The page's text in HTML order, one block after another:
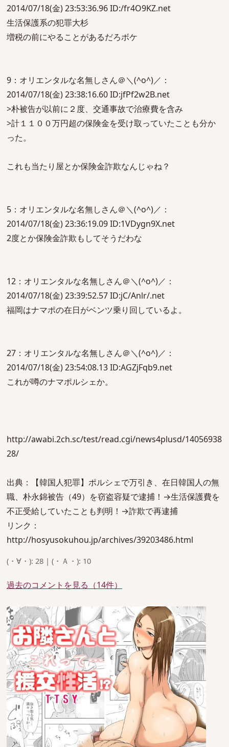
2014/07/18(金) 23:53:36.96 ID:/fr4O9KZ.net
生活保護系の犯罪大杉
増税の前にやることがあるだろボケ
9：オリエンタルな名無しさん＠＼(^o^)／：
2014/07/18(金) 23:38:16.60 ID:jfPf2w2B.net
>朴被告が以前に２度、交通事故で治療費を含み
>計１１００万円超の保険金を受け取っていたことも分か
った。
これも当たり屋とか保険金詐欺なんじゃね？
5：オリエンタルな名無しさん＠＼(^o^)／：
2014/07/18(金) 23:36:19.09 ID:1VDygn9X.net
2度とか保険金詐欺もしてそうだわな
12：オリエンタルな名無しさん＠＼(^o^)／：
2014/07/18(金) 23:39:52.57 ID:jC/Anlr/.net
福岡はナマポの在日がベンツ乗り回しているよ。
27：オリエンタルな名無しさん＠＼(^o^)／：
2014/07/18(金) 23:54:08.13 ID:AGZjFqb9.net
これが噂のナマポルシェか。
http://awabi.2ch.sc/test/read.cgi/news4plusd/14056938
28/
出典：【韓国人犯罪】ポルシェで万引き、在日韓国人の無
職、朴永錦被告（49）を窃盗容疑で逮捕！→生活保護費を
不正受給していたことも判明！→詐欺で再逮捕
リンク：
http://hosyusokuhou.jp/archives/39203486.html
(・∀・): 28 | (・Ａ・): 10
過去のコメントを見る（14件）